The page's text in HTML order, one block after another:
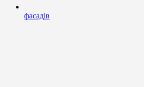
фасадів